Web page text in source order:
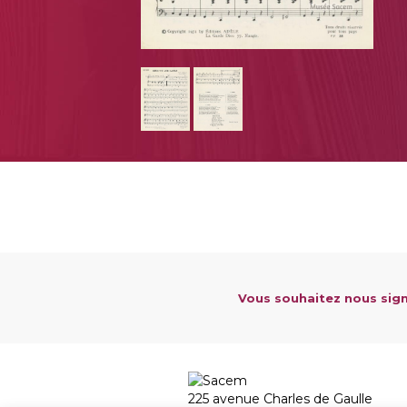
Vous souhaitez nous
225 avenue Charles de Gaulle